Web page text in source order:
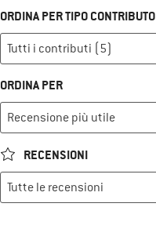
ORDINA PER TIPO CONTRIBUTO
ORDINA PER
RECENSIONI